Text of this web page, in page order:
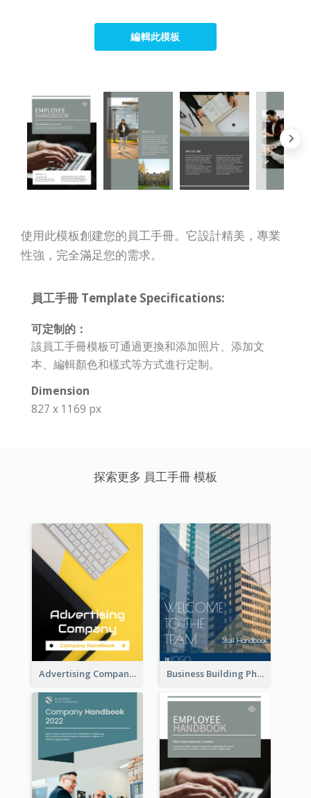
編輯此模板
使用此模板創建您的員工手冊。它設計精美，專業
性強，完全滿足您的需求。
員工手冊 Template Specifications:
可定制的：
該員工手冊模板可通過更換和添加照片、添加文
本、編輯顏色和樣式等方式進行定制。
Dimension
827 x 1169 px
探索更多 員工手冊 模板
Advertising Company Employee Handbook Business Building Photo Employee Handbook